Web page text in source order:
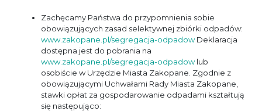
Zachęcamy Państwa do przypomnienia sobie
obowiązujących zasad selektywnej zbiórki odpadów:
www.zakopane.pl/segregacja-odpadowDeklaracja
dostępna jest do pobrania na
www.zakopane.pl/segregacja-odpadowlub
osobiście w Urzędzie Miasta Zakopane. Zgodnie z
obowiązującymi Uchwałami Rady Miasta Zakopane,
stawki opłat za gospodarowanie odpadami kształtują
się następująco: